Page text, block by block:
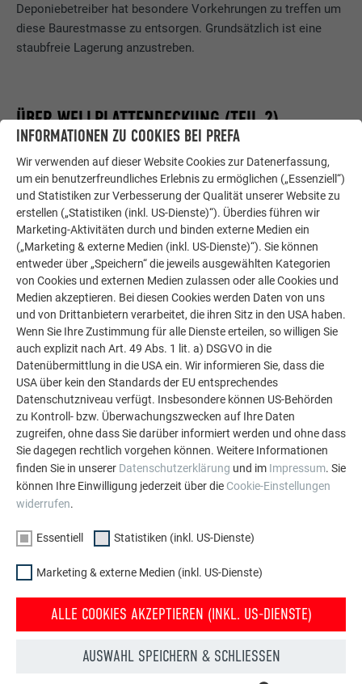
Deponiebetreiber hat besondere Vorkehrungen zu treffen um
diese Baurestmasse zu entsorgen. Grundsätzlich ist eine
staubfreie Lagerung anzustreben.
ÜBER WELLPLATTENDECKUNG (TEIL 2)
PDF Leitfaden für den Umgang mit Asbestzement
182 kb
ZURÜCK ZUR ÜBERSICHT
Ihr Haus im PREFA-Look
INFORMATIONEN ZU COOKIES BEI PREFA
Wir verwenden auf dieser Website Cookies zur Datenerfassung,
um ein benutzerfreundliches Erlebnis zu ermöglichen („Essenziell“)
und Statistiken zur Verbesserung der Qualität unserer Website zu
erstellen („Statistiken (inkl. US-Dienste)“). Überdies führen wir
Marketing-Aktivitäten durch und binden externe Medien ein
(„Marketing & externe Medien (inkl. US-Dienste)“). Sie können
entweder über „Speichern“ die jeweils ausgewählten Kategorien
von Cookies und externen Medien zulassen oder alle Cookies und
Medien akzeptieren. Bei diesen Cookies werden Daten von uns
und von Drittanbietern verarbeitet, die ihren Sitz in den USA haben.
Wenn Sie Ihre Zustimmung für alle Dienste erteilen, so willigen Sie
auch explizit nach Art. 49 Abs. 1 lit. a) DSGVO in die
Datenübermittlung in die USA ein. Wir informieren Sie, dass die
USA über kein den Standards der EU entsprechendes
Datenschutzniveau verfügt. Insbesondere können US-Behörden
zu Kontroll- bzw. Überwachungszwecken auf Ihre Daten
zugreifen, ohne dass Sie darüber informiert werden und ohne dass
Sie dagegen rechtlich vorgehen können. Weitere Informationen
finden Sie in unserer Datenschutzerklärung und im Impressum. Sie
können Ihre Einwilligung jederzeit über die Cookie-Einstellungen
widerrufen.
Essentiell Statistiken (inkl. US-Dienste)
Marketing & externe Medien (inkl. US-Dienste)
ALLE COOKIES AKZEPTIEREN (INKL. US-DIENSTE)
AUSWAHL SPEICHERN & SCHLIESSEN